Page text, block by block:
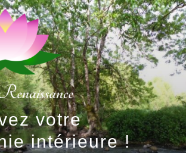
votre
intérieure !